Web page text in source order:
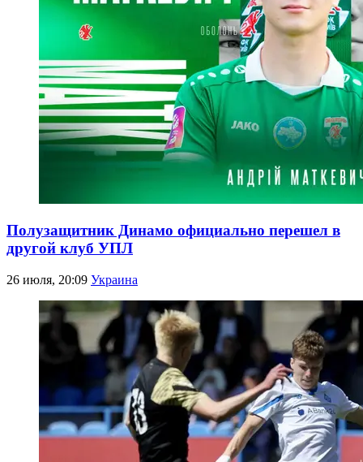
Полузащитник Динамо официально перешел в
другой клуб УПЛ
26 июля, 20:09 Украина